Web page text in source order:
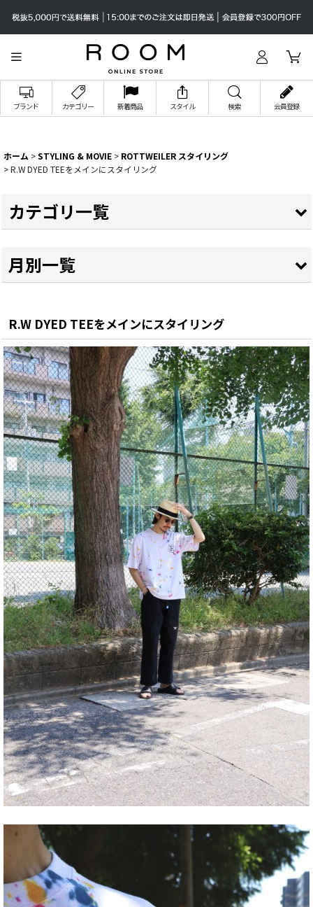
ブランド カテゴリー 新着商品 スタイル 検索 会員登録
ホーム >STYLING & MOVIE > ROTTWEILER スタイリング
>R.W DYED TEEをメインにスタイリング
R.W DYED TEEをメインにスタイリング
カテゴリ一覧
YOUTUBE STYLING
adidas Originals スタイリング
A.D.S.R. スタイリング
ANACHRONORM スタイリング
ANTIDOTE BUYERS CLUB スタイリング
APPLEBUM スタイリング
BOWWOW スタイリング
CALEE スタイリング
CALIFOLKS スタイリング
CARHARTT WIP スタイリング
CHALLENGER スタイリング
CMF OUTDOOR GARMENT スタイリング
COOTIE PRODUCTIONS スタイリング
DELUXE スタイリング
exodus brand スタイリング
HIDE AND SEEK スタイリング
hobo スタイリング
HTC スタイリング
Last Resort AB スタイリング
Liberaiders スタイリング
MADNESS スタイリング
MAGIC STICK スタイリング
月別一覧
2025年
2024年
2023年
2022年